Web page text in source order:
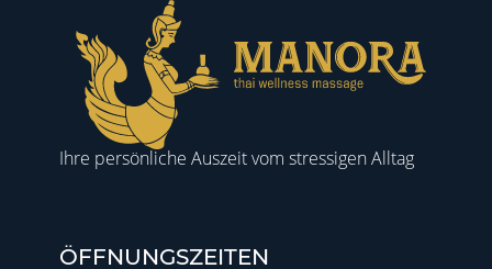
Ihre persönliche Auszeit vom stressigen Alltag
ÖFFNUNGSZEITEN